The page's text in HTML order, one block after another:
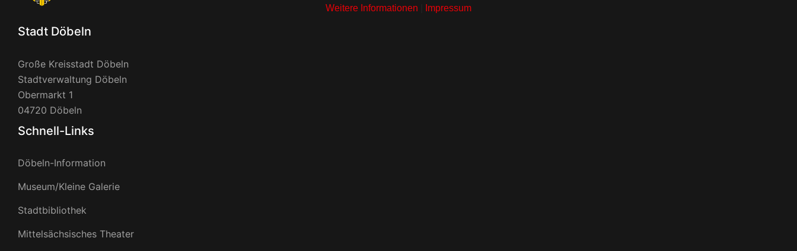
Stadt Döbeln
Große Kreisstadt Döbeln
Stadtverwaltung Döbeln
Obermarkt 1
04720 Döbeln
Schnell-Links
Döbeln-Information
Museum/Kleine Galerie
Stadtbibliothek
Mittelsächsisches Theater
Weitere Informationen Impressum